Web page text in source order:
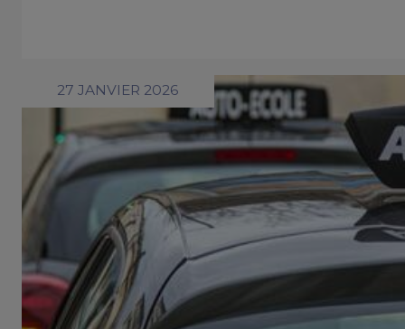
27 JANVIER 2026